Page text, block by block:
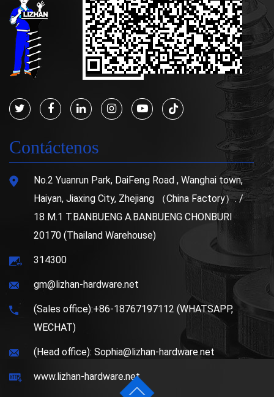
Contáctenos
No.2 Yuanrun Park, DaiFeng Road , Wanghai town,
Haiyan, Jiaxing City, Zhejiang （China Factory）. /
18 M.1 T.BANBUENG A.BANBUENG CHONBURI
20170 (Thailand Warehouse)
314300
gm@lizhan-hardware.net
(Sales office):+86-18767197112 (WHATSAPP,
WECHAT)
(Head office): Sophia@lizhan-hardware.net
www.lizhan-hardware.net